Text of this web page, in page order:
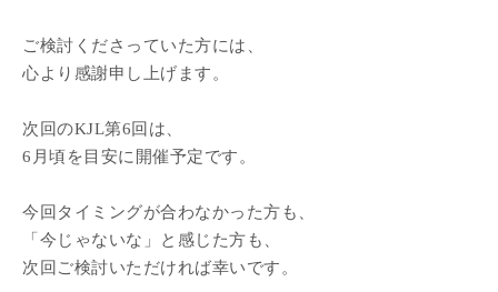
ご検討くださっていた方には、
心より感謝申し上げます。
次回のKJL第6回は、
6月頃を目安に開催予定です。
今回タイミングが合わなかった方も、
「今じゃないな」と感じた方も、
次回ご検討いただければ幸いです。